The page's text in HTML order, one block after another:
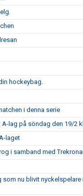
hockeybag.
i denna serie
lag på söndag den 19/2
laget
i samband med
som nu blivit nyckelspelare